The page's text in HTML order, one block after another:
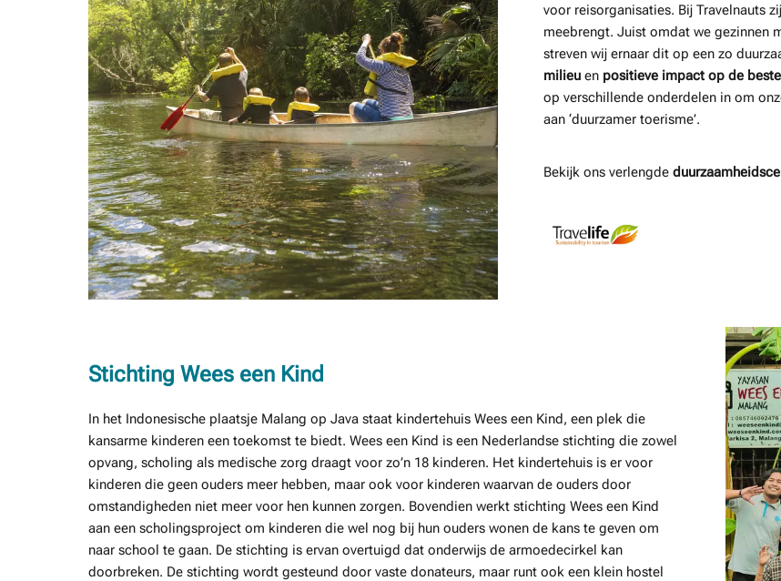
voor reisorganisaties. Bij Travelnauts
meebrengt. Juist omdat we gezinnen
streven wij ernaar dit op een zo
milieu en positieve impact op de
op verschillende onderdelen in om
aan ‘duurzamer toerisme’.
Bekijk ons verlengde
Stichting Wees een Kind
In het Indonesische plaatsje Malang op Java staat kindertehuis Wees een Kind, een plek die
kansarme kinderen een toekomst te biedt. Wees een Kind is een Nederlandse stichting die zowel
opvang, scholing als medische zorg draagt voor zo’n 18 kinderen. Het kindertehuis is er voor
kinderen die geen ouders meer hebben, maar ook voor kinderen waarvan de ouders door
omstandigheden niet meer voor hen kunnen zorgen. Bovendien werkt stichting Wees een Kind
aan een scholingsproject om kinderen die wel nog bij hun ouders wonen de kans te geven om
naar school te gaan. De stichting is ervan overtuigd dat onderwijs de armoedecirkel kan
doorbreken. De stichting wordt gesteund door vaste donateurs, maar runt ook een klein hostel